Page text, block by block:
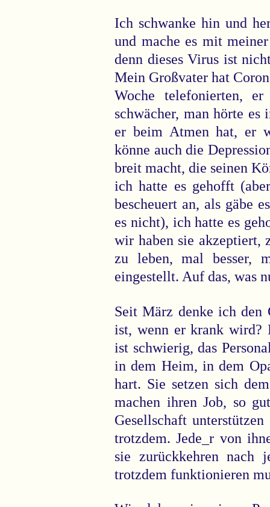
Ich schwanke hin und
und mache es mit
denn dieses Virus ist
Mein Großvater hat
Woche telefonierten,
schwächer, man hörte
er beim Atmen hat, er
könne auch die
breit macht, die seinen
ich hatte es gehofft
bescheuert an, als gäbe
es nicht), ich hatte es
wir haben sie akzeptiert,
zu leben, mal besser,
eingestellt. Auf das, was
Seit März denke ich den
ist, wenn er krank wird?
ist schwierig, das
in dem Heim, in dem
hart. Sie setzen sich
machen ihren Job, so
Gesellschaft
trotzdem. Jede_r von
sie zurückkehren nach
trotzdem funktionieren